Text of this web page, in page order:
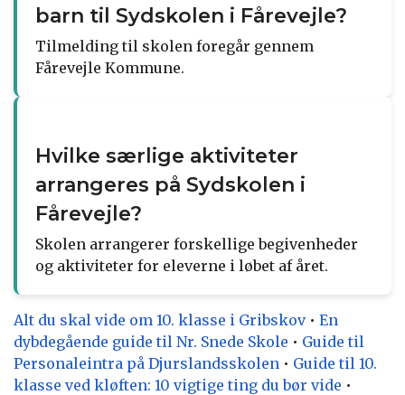
barn til Sydskolen i Fårevejle?
Tilmelding til skolen foregår gennem
Fårevejle Kommune.
Hvilke særlige aktiviteter
arrangeres på Sydskolen i
Fårevejle?
Skolen arrangerer forskellige begivenheder
og aktiviteter for eleverne i løbet af året.
Alt du skal vide om 10. klasse i Gribskov• En
dybdegående guide til Nr. Snede Skole • Guide til
Personaleintra på Djurslandsskolen • Guide til 10.
klasse ved kløften: 10 vigtige ting du bør vide •